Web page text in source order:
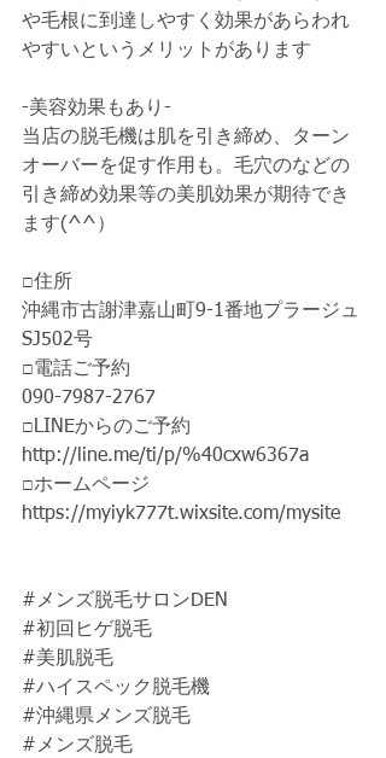
や毛根に到達しやすく効果があらわれ
やすいというメリットがあります
-美容効果もあり-
当店の脱毛機は肌を引き締め、ターン
オーバーを促す作用も。毛穴のなどの
引き締め効果等の美肌効果が期待でき
ます(^^）
□住所
沖縄市古謝津嘉山町9-1番地プラージュ
SJ502号
□電話ご予約
090-7987-2767
□LINEからのご予約
http://line.me/ti/p/%40cxw6367a
□ホームページ
https://myiyk777t.wixsite.com/mysite
#メンズ脱毛サロンDEN
#初回ヒゲ脱毛
#美肌脱毛
#ハイスペック脱毛機
#沖縄県メンズ脱毛
#メンズ脱毛